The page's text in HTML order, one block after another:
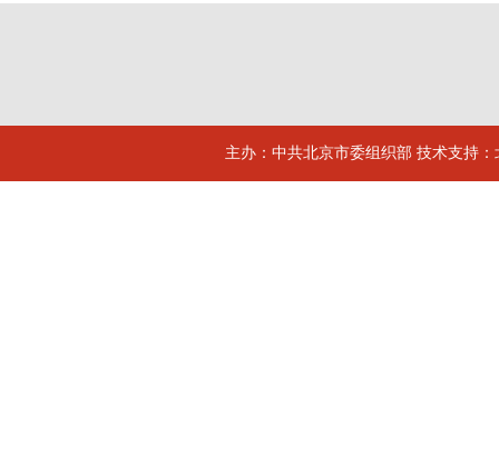
主办：中共北京市委组织部 技术支持